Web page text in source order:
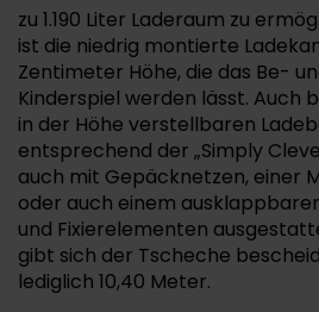
zu 1.190 Liter Laderaum zu
ist die niedrig montierte
Zentimeter Höhe, die das Be-
Kinderspiel werden lässt. Auch
in der Höhe verstellbaren
entsprechend der „Simply
auch mit Gepäcknetzen, einer
oder auch einem
und Fixierelementen
gibt sich der Tscheche
lediglich 10,40 Meter.